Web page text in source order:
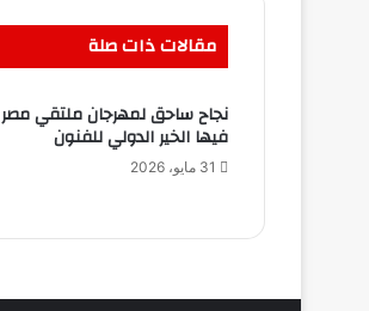
مقالات ذات صلة
نجاح ساحق لمهرجان ملتقي مصر
فيها الخير الدولي للفنون
31 مايو، 2026